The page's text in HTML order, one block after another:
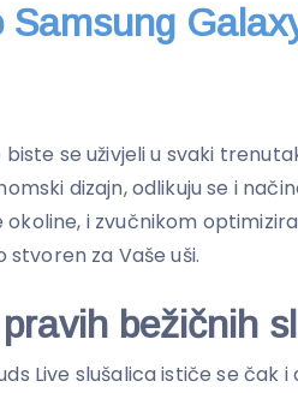
Samsung
se uživjeli u svaki
dizajn, odlikuju se i
i zvučnikom
stvoren za Vaše uši.
bežičnih
Live slušalica ističe se čak i